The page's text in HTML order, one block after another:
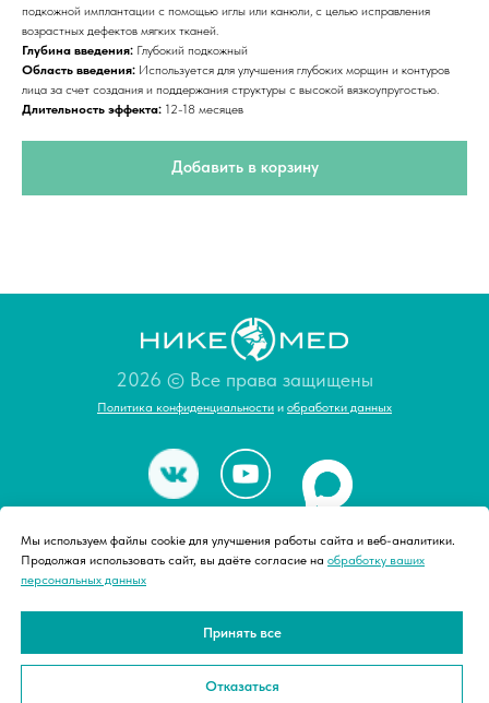
подкожной имплантации с помощью иглы или канюли, с целью исправления
возрастных дефектов мягких тканей.
Глубина введения: Глубокий подкожный
Область введения: Используется для улучшения глубоких морщин и контуров
лица за счет создания и поддержания структуры с высокой вязкоупругостью.
Длительность эффекта: 12-18 месяцев
Добавить в корзину
2026 © Все права защищены
Политика конфиденциальности и обработки данных
Москва, ул.Барклая 6, стр 5
пн-пт с 11:00 до 19:00
О нас
Мы используем файлы cookie для улучшения работы сайта и веб-аналитики.
Продолжая использовать сайт, вы даёте согласие на обработку ваших
персональных данных
Принять все
Отказаться